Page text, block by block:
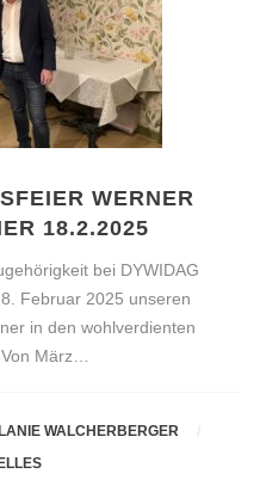
WERNER
18.2.2025
bei DYWIDAG
Februar 2025 unseren
in den wohlverdienten
März…
WALCHERBERGER